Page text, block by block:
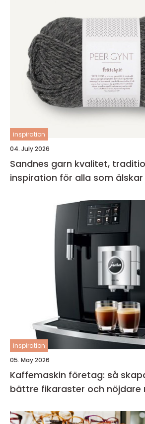
inspiration
04. July 2026
Sandnes garn kvalitet, tradition och
inspiration för alla som
inspiration
05. May 2026
Kaffemaskin företag: så
bättre fikaraster och nöjdare